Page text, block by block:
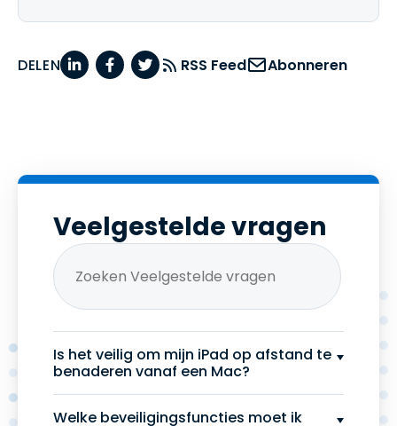
DELEN RSS Feed Abonneren
Veelgestelde vragen
Is het veilig om mijn iPad op afstand te
benaderen vanaf een Mac?
Welke beveiligingsfuncties moet ik